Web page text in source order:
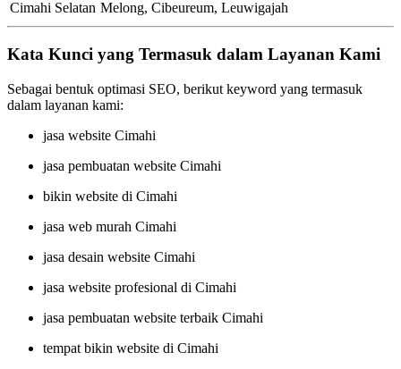
Cimahi Selatan Melong, Cibeureum, Leuwigajah
Kata Kunci yang Termasuk dalam Layanan Kami
Sebagai bentuk optimasi SEO, berikut keyword yang termasuk
dalam layanan kami:
jasa website Cimahi
jasa pembuatan website Cimahi
bikin website di Cimahi
jasa web murah Cimahi
jasa desain website Cimahi
jasa website profesional di Cimahi
jasa pembuatan website terbaik Cimahi
tempat bikin website di Cimahi